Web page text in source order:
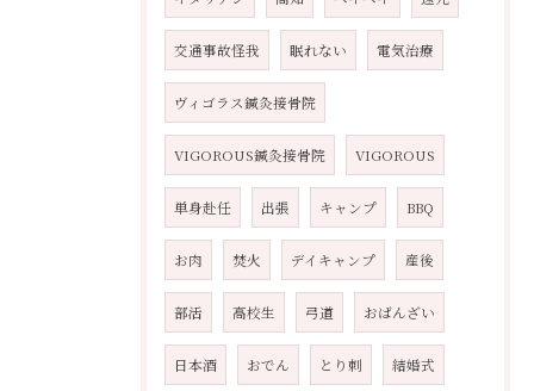
交通事故怪我 眠れない 電気治療
ヴィゴラス鍼灸接骨院
VIGOROUS鍼灸接骨院 VIGOROUS
単身赴任 出張 キャンプ BBQ
お肉 焚火 デイキャンプ 産後
部活 高校生 弓道 おばんざい
日本酒 おでん とり刺 結婚式